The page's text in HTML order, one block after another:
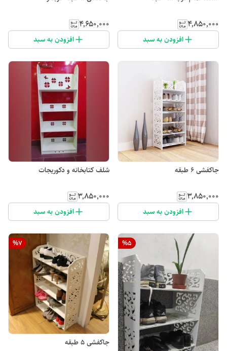
۴٬۸۵۰٬۰۰۰
افزودن به سبد
۴٬۶۵۰٬۰۰۰
افزودن به سبد
جاکفشی ۶ طبقه
۳٬۸۵۰٬۰۰۰
افزودن به سبد
شلف کتابخانه و دکوریجات
۳٬۸۵۰٬۰۰۰
افزودن به سبد
%5
%7
جاکفشی 5 طبقه